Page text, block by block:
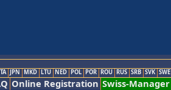
JPN MKD LTU NED POL POR ROU RUS SRB SVK SWE
Online Registration Swiss-Manager